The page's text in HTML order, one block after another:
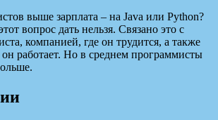
выше зарплата – на Java или Python?
вопрос дать нельзя. Связано это с
компанией, где он трудится, а также
работает. Но в среднем программисты